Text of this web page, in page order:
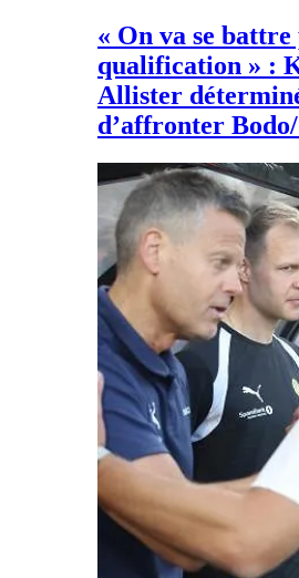
« On va se
qualification » :
Allister
d’affronter